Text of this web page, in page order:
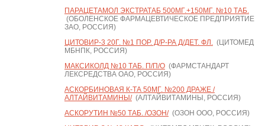
ПАРАЦЕТАМОЛ ЭКСТРАТАБ 500МГ.+150МГ. №10 ТАБ.
(ОБОЛЕНСКОЕ ФАРМАЦЕВТИЧЕСКОЕ ПРЕДПРИЯТИЕ
ЗАО, РОССИЯ)
ЦИТОВИР-3 20Г. №1 ПОР. Д/Р-РА Д/ДЕТ. ФЛ.(ЦИТОМЕД
МБНПК, РОССИЯ)
МАКСИКОЛД №10 ТАБ. П/П/О(ФАРМСТАНДАРТ
ЛЕКСРЕДСТВА ОАО, РОССИЯ)
АСКОРБИНОВАЯ К-ТА 50МГ. №200 ДРАЖЕ /
АЛТАЙВИТАМИНЫ/(АЛТАЙВИТАМИНЫ, РОССИЯ)
АСКОРУТИН №50 ТАБ. /ОЗОН/(ОЗОН ООО, РОССИЯ)